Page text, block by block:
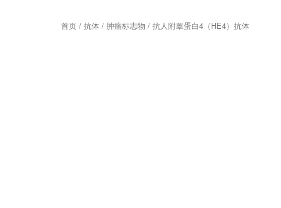
首页 / 抗体 / 肿瘤标志物 / 抗人附睾蛋白4（HE4）抗体